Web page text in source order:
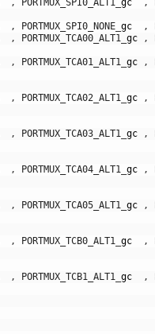
, PORTMUX_SPI0_ALT1 gc ,
, PORTMUX_SPI0_NONE gc ,
, PORTMUX_TCA00_ALT1 gc ,
, PORTMUX_TCA01_ALT1 gc ,
, PORTMUX_TCA02_ALT1 gc ,
, PORTMUX_TCA03_ALT1 gc ,
, PORTMUX_TCA04_ALT1 gc ,
, PORTMUX_TCA05_ALT1 gc ,
, PORTMUX_TCB0_ALT1 gc ,
, PORTMUX_TCB1_ALT1 gc ,